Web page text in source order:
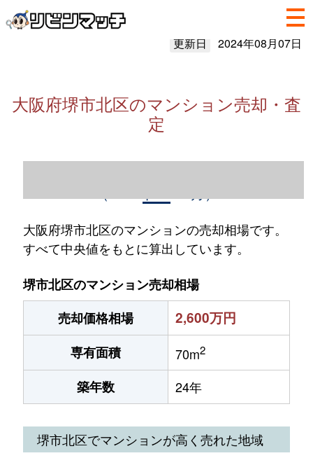
更新日 2024年08月07日
大阪府堺市北区のマンション売却・査
定
大阪府堺市北区のマンションの売却相場です。
すべて中央値をもとに算出しています。
堺市北区のマンション売却相場
売却価格相場
2,600万円
専有面積 70m2
築年数 24年
堺市北区でマンションが高く売れた地域